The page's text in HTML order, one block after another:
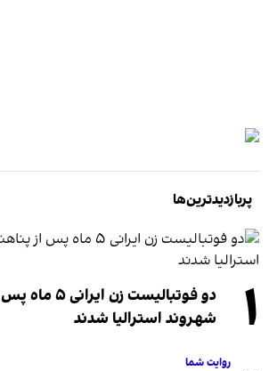
پربازدیدترین‌ها
۱
دو فوتبالیست زن
شهروند استرالیا شدند
روایت شما